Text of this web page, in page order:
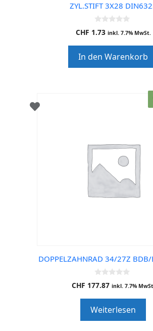
ZYL.STIFT 3X28
0
o
o
f
5
CHF 1.73 inkl. 7.7% MwSt.
In den Warenkorb
DOPPELZAHNRAD 34/27Z
0
o
o
f
5
CHF 177.87 inkl. 7.7%
Weiterlesen